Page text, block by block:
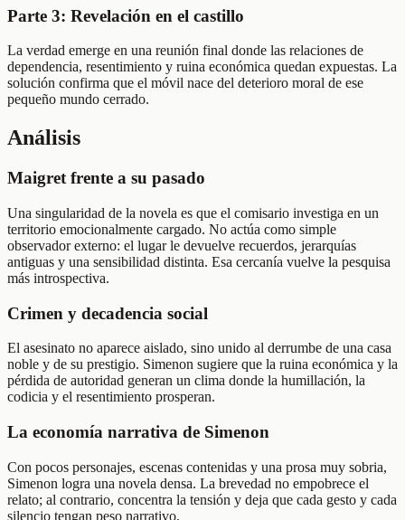
Parte 3: Revelación en el castillo
La verdad emerge en una reunión final donde las relaciones de
dependencia, resentimiento y ruina económica quedan expuestas. La
solución confirma que el móvil nace del deterioro moral de ese
pequeño mundo cerrado.
Análisis
Maigret frente a su pasado
Una singularidad de la novela es que el comisario investiga en un
territorio emocionalmente cargado. No actúa como simple
observador externo: el lugar le devuelve recuerdos, jerarquías
antiguas y una sensibilidad distinta. Esa cercanía vuelve la pesquisa
más introspectiva.
Crimen y decadencia social
El asesinato no aparece aislado, sino unido al derrumbe de una casa
noble y de su prestigio. Simenon sugiere que la ruina económica y la
pérdida de autoridad generan un clima donde la humillación, la
codicia y el resentimiento prosperan.
La economía narrativa de Simenon
Con pocos personajes, escenas contenidas y una prosa muy sobria,
Simenon logra una novela densa. La brevedad no empobrece el
relato; al contrario, concentra la tensión y deja que cada gesto y cada
silencio tengan peso narrativo.